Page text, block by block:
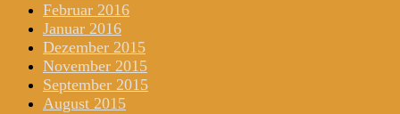
Februar 2016
Januar 2016
Dezember 2015
November 2015
September 2015
August 2015